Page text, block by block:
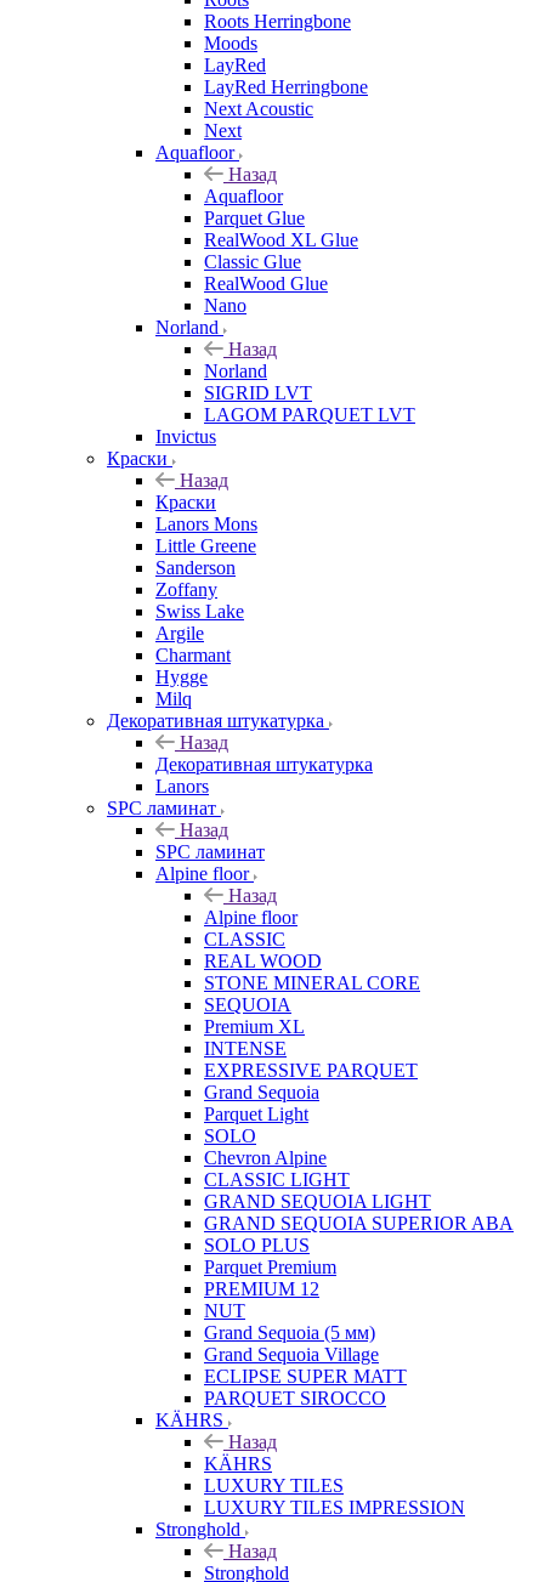
Roots Herringbone
Moods
LayRed
LayRed Herringbone
Next Acoustic
Next
Aquafloor
Назад
Aquafloor
Parquet Glue
RealWood XL Glue
Classic Glue
RealWood Glue
Nano
Norland
Назад
Norland
SIGRID LVT
LAGOM PARQUET LVT
Invictus
Краски
Назад
Краски
Lanors Mons
Little Greene
Sanderson
Zoffany
Swiss Lake
Argile
Charmant
Hygge
Milq
Декоративная штукатурка
Назад
Декоративная штукатурка
Lanors
SPC ламинат
Назад
SPC ламинат
Alpine floor
Назад
Alpine floor
CLASSIC
REAL WOOD
STONE MINERAL CORE
SEQUOIA
Premium XL
INTENSE
EXPRESSIVE PARQUET
Grand Sequoia
Parquet Light
SOLO
Chevron Alpine
CLASSIC LIGHT
GRAND SEQUOIA LIGHT
GRAND SEQUOIA SUPERIOR ABA
SOLO PLUS
Parquet Premium
PREMIUM 12
NUT
Grand Sequoia (5 мм)
Grand Sequoia Village
ECLIPSE SUPER MATT
PARQUET SIROCCO
KÄHRS
Назад
KÄHRS
LUXURY TILES
LUXURY TILES IMPRESSION
Stronghold
Назад
Stronghold